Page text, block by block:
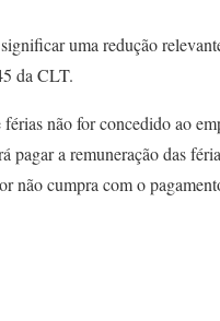
uma redução
da CLT.
não for concedido ao
pagar a remuneração das
não cumpra com o